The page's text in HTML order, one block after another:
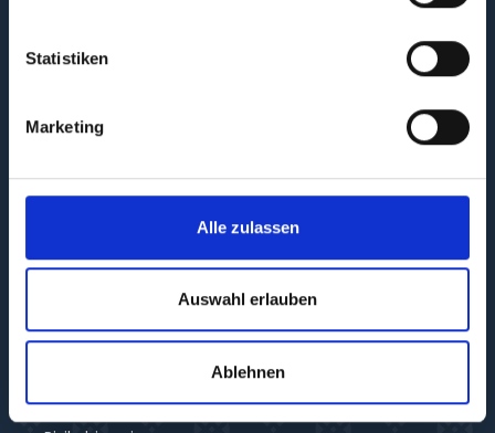
Statistiken
Marketing
Alle zulassen
Auswahl erlauben
Ablehnen
Blog
Kontakt
Partnerprogramm
AGB